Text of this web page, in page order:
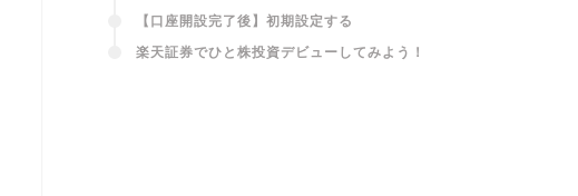
【口座開設完了後】初期設定する
楽天証券でひと株投資デビューしてみよう！